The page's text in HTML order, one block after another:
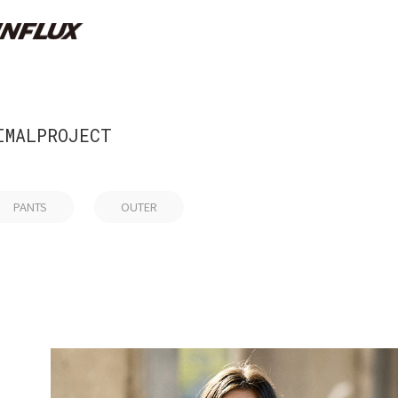
PANTS OUTER